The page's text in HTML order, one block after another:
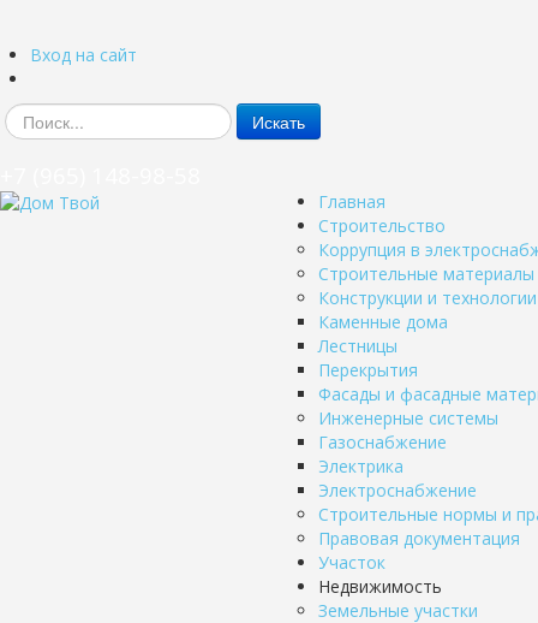
Вход на сайт
Искать
Главная
Строительство
Коррупция в
Строительные материалы
Конструкции и технологии
Каменные дома
Лестницы
Перекрытия
Фасады и фасадные
Инженерные системы
Газоснабжение
Электрика
Электроснабжение
Строительные нормы и
Правовая документация
Участок
Недвижимость
Земельные участки